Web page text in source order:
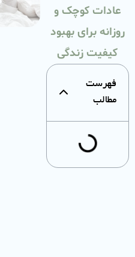
عادات کوچک و
روزانه برای بهبود
کیفیت زندگی
فهرست
مطالب